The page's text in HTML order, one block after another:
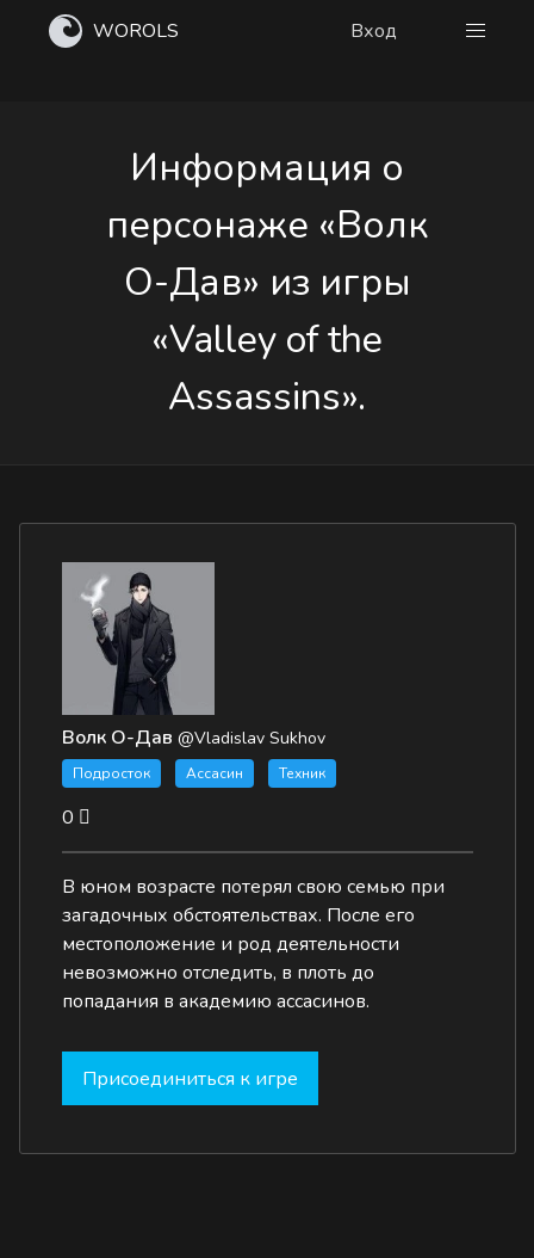
WOROLS Вход
Информация о
персонаже «Волк
О-Дав» из игры
«Valley of the
Assassins».
Волк О-Дав @Vladislav Sukhov
Подросток Ассасин Техник
0
В юном возрасте потерял свою семью при
загадочных обстоятельствах. После его
местоположение и род деятельности
невозможно отследить, в плоть до
попадания в академию ассасинов.
Присоединиться к игре